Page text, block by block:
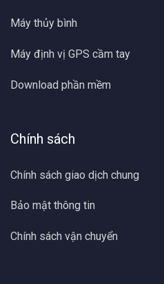
Máy thủy bình
Máy định vị GPS cầm tay
Download phần mềm
Chính sách
Chính sách giao dịch chung
Bảo mật thông tin
Chính sách vận chuyển